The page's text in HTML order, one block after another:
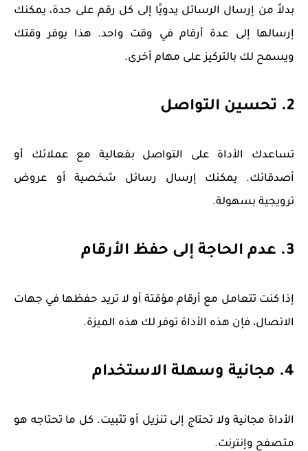
بدلاً من إرسال الرسائل يدويًا إلى كل رقم على حدة، يمكنك
إرسالها إلى عدة أرقام في وقت واحد. هذا يوفر وقتك
ويسمح لك بالتركيز على مهام أخرى.
2. تحسين التواصل
تساعدك الأداة على التواصل بفعالية مع عملائك أو
أصدقائك. يمكنك إرسال رسائل شخصية أو عروض
ترويجية بسهولة.
3. عدم الحاجة إلى حفظ الأرقام
إذا كنت تتعامل مع أرقام مؤقتة أو لا تريد حفظها في جهات
الاتصال، فإن هذه الأداة توفر لك هذه الميزة.
4. مجانية وسهلة الاستخدام
الأداة مجانية ولا تحتاج إلى تنزيل أو تثبيت. كل ما تحتاجه هو
متصفح وإنترنت.